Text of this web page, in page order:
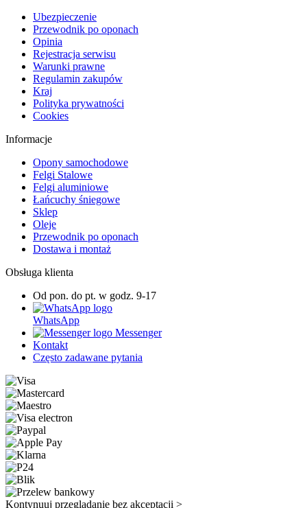
Ubezpieczenie
Przewodnik po oponach
Opinia
Rejestracja serwisu
Warunki prawne
Regulamin zakupów
Kraj
Polityka prywatności
Cookies
Informacje
Opony samochodowe
Felgi Stalowe
Felgi aluminiowe
Łańcuchy śniegowe
Sklep
Oleje
Przewodnik po oponach
Dostawa i montaż
Obsługa klienta
Od pon. do pt. w godz. 9-17
WhatsApp
Messenger
Kontakt
Często zadawane pytania
Kontynuuj przeglądanie bez akceptacji >